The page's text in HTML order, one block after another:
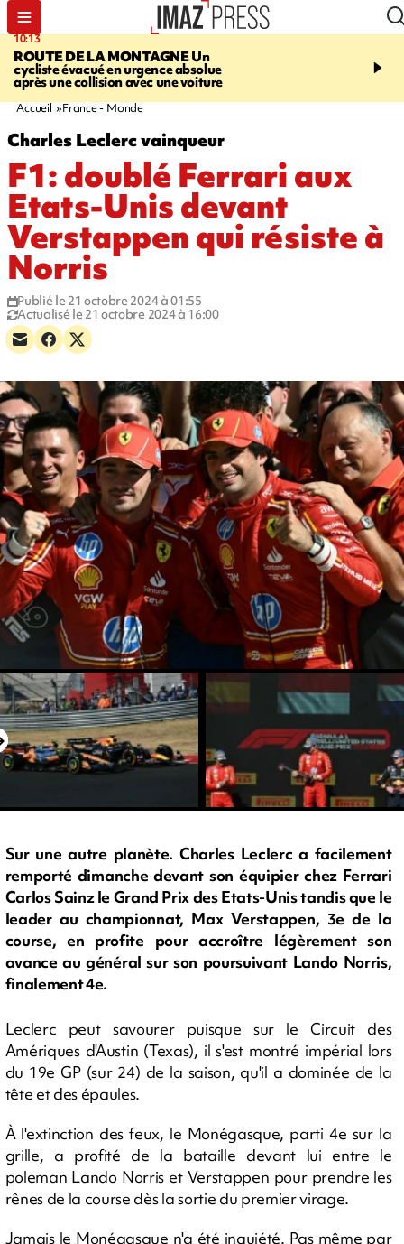
10:13
ROUTE DE LA MONTAGNEUn
cycliste évacué en urgence absolue
après une collision avec une voiture
12:23
peuvent éclater et
Accueil France - Monde
Charles Leclerc vainqueur
F1: doublé Ferrari aux
Etats-Unis devant
Verstappen qui résiste à
Norris
Publié le 21 octobre 2024 à 01:55
Actualisé le 21 octobre 2024 à 16:00
Sur une autre planète. Charles Leclerc a facilement
remporté dimanche devant son équipier chez Ferrari
Carlos Sainz le Grand Prix des Etats-Unis tandis que le
leader au championnat, Max Verstappen, 3e de la
course, en profite pour accroître légèrement son
avance au général sur son poursuivant Lando Norris,
finalement 4e.
Leclerc peut savourer puisque sur le Circuit des
Amériques d'Austin (Texas), il s'est montré impérial lors
du 19e GP (sur 24) de la saison, qu'il a dominée de la
tête et des épaules.
À l'extinction des feux, le Monégasque, parti 4e sur la
grille, a profité de la bataille devant lui entre le
poleman Lando Norris et Verstappen pour prendre les
rênes de la course dès la sortie du premier virage.
Jamais le Monégasque n'a été inquiété. Pas même par